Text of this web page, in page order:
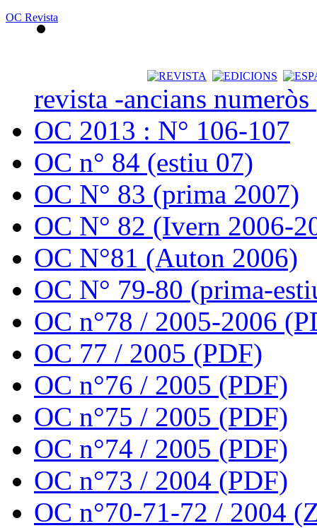
OC Revista
revista -ancians
OC 2013 : N° 106-107
OC n° 84 (estiu 07)
OC N° 83 (prima 2007)
OC N° 82 (Ivern 2006-
OC N°81 (Auton 2006)
OC N° 79-80 (prima-
OC n°78 / 2005-2006
OC 77 / 2005 (PDF)
OC n°76 / 2005 (PDF)
OC n°75 / 2005 (PDF)
OC n°74 / 2005 (PDF)
OC n°73 / 2004 (PDF)
OC n°70-71-72 / 2004